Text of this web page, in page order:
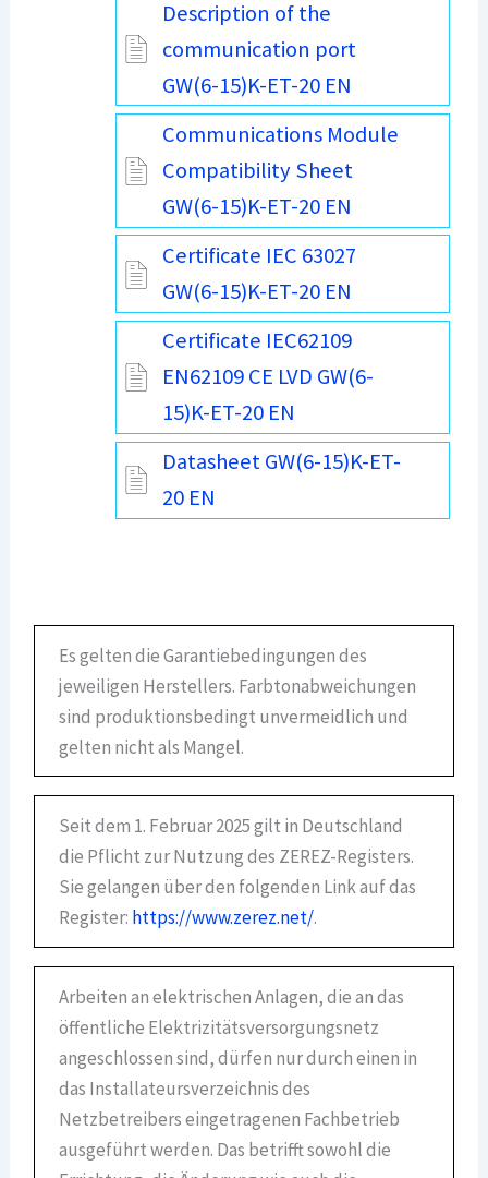
Description of the
communication port
GW(6-15)K-ET-20 EN
Communications Module
Compatibility Sheet
GW(6-15)K-ET-20 EN
Certificate IEC 63027
GW(6-15)K-ET-20 EN
Certificate IEC62109
EN62109 CE LVD GW(6-
15)K-ET-20 EN
Datasheet GW(6-15)K-ET-
20 EN
Es gelten die Garantiebedingungen des
jeweiligen Herstellers. Farbtonabweichungen
sind produktionsbedingt unvermeidlich und
gelten nicht als Mangel.
Seit dem 1. Februar 2025 gilt in Deutschland
die Pflicht zur Nutzung des ZEREZ-Registers.
Sie gelangen über den folgenden Link auf das
Register: https://www.zerez.net/.
Arbeiten an elektrischen Anlagen, die an das
öffentliche Elektrizitätsversorgungsnetz
angeschlossen sind, dürfen nur durch einen in
das Installateursverzeichnis des
Netzbetreibers eingetragenen Fachbetrieb
ausgeführt werden. Das betrifft sowohl die